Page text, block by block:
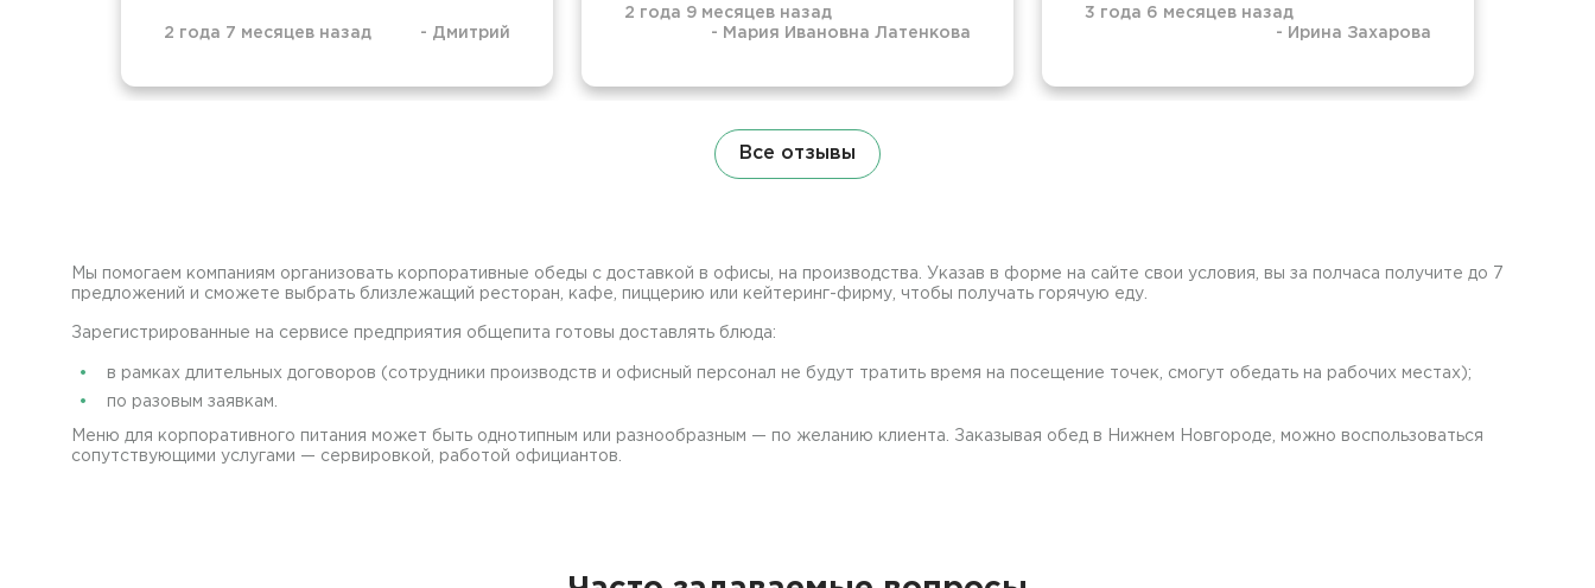
2 года 7 месяцев назад - Дмитрий
2 года 9 месяцев назад
- Мария Ивановна Латенкова
3 года 6 месяцев назад
- Ирина Захарова
Все отзывы
Мы помогаем компаниям организовать корпоративные обеды с доставкой в офисы, на производства. Указав в форме на сайте свои условия, вы за полчаса получите до 7
предложений и сможете выбрать близлежащий ресторан, кафе, пиццерию или кейтеринг-фирму, чтобы получать горячую еду.
Зарегистрированные на сервисе предприятия общепита готовы доставлять блюда:
в рамках длительных договоров (сотрудники производств и офисный персонал не будут тратить время на посещение точек, смогут обедать на рабочих местах);
по разовым заявкам.
Меню для корпоративного питания может быть однотипным или разнообразным — по желанию клиента. Заказывая обед в Нижнем Новгороде, можно воспользоваться
сопутствующими услугами — сервировкой, работой официантов.